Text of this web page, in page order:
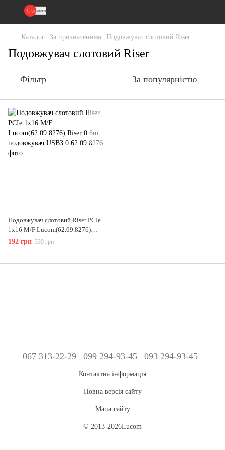
Каталог За призначенням Подовжувач слотовий Riser
Подовжувач слотовий Riser
Фільтр За популярністю
Подовжувач слотовий Riser PCIe
1x16 M/F Lucom(62.09.8276)
Riser 0.6m подовжувач USB3.0
192 грн 339 грн
067 313-22-29 099 294-93-45 093 294-93-45
Контактна інформація
Повна версія сайту
Мапа сайту
© 2013-2026Lucom